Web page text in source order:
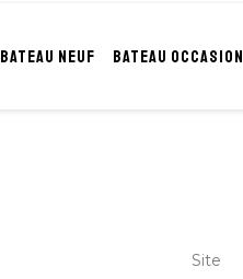
BATEAU NEUF BATEAU OCCASION
Site